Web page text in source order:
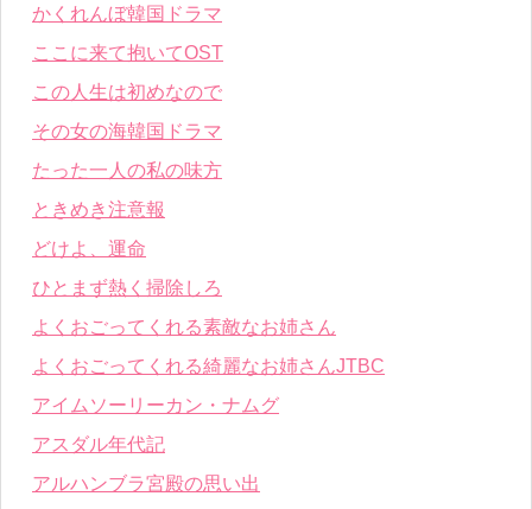
かくれんぼ韓国ドラマ
ここに来て抱いてOST
この人生は初めなので
その女の海韓国ドラマ
たった一人の私の味方
ときめき注意報
どけよ、運命
ひとまず熱く掃除しろ
よくおごってくれる素敵なお姉さん
よくおごってくれる綺麗なお姉さんJTBC
アイムソーリーカン・ナムグ
アスダル年代記
アルハンブラ宮殿の思い出